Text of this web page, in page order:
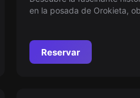
en la posada de Orokieta,
¿Qué misterios aguardaban
Reservar